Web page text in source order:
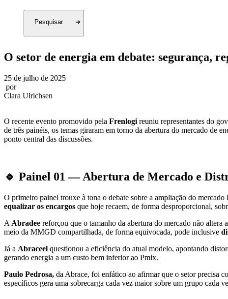
O setor de energia em debate: segurança,
25 de julho de 2025
por
Clara Ulrichsen
O recente evento promovido pela Frenlogi reuniu representantes do
de três painéis, os temas giraram em torno da abertura do mercado de
ponto central das discussões.
🔹 Painel 01 — Abertura de Mercado e
O primeiro painel trouxe à tona o debate sobre a ampliação do
equalizar os encargos que hoje recaem, de forma desproporcional,
A Abradee reforçou que o tamanho da abertura do mercado não altera
meio da MMGD compartilhada, de forma equivocada, pode inclusive
Já a Abraceel questionou a eficiência do atual modelo, apontando
gerando energia a um custo bem inferior ao Pmix.
Paulo Pedrosa, da Abrace, foi enfático ao afirmar que o setor precisa
específicos gera uma sobrecarga cada vez maior sobre um grupo cada